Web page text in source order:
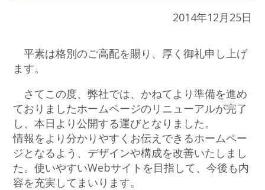
2014年12月25日
平素は格別のご高配を賜り、厚く御礼申し上げ
ます。
さてこの度、弊社では、かねてより準備を進め
ておりましたホームページのリニューアルが完了
し、本日より公開する運びとなりました。
情報をより分かりやすくお伝えできるホームペー
ジとなるよう、デザインや構成を改善いたしまし
た。使いやすいWebサイトを目指して、今後も内
容を充実してまいります。